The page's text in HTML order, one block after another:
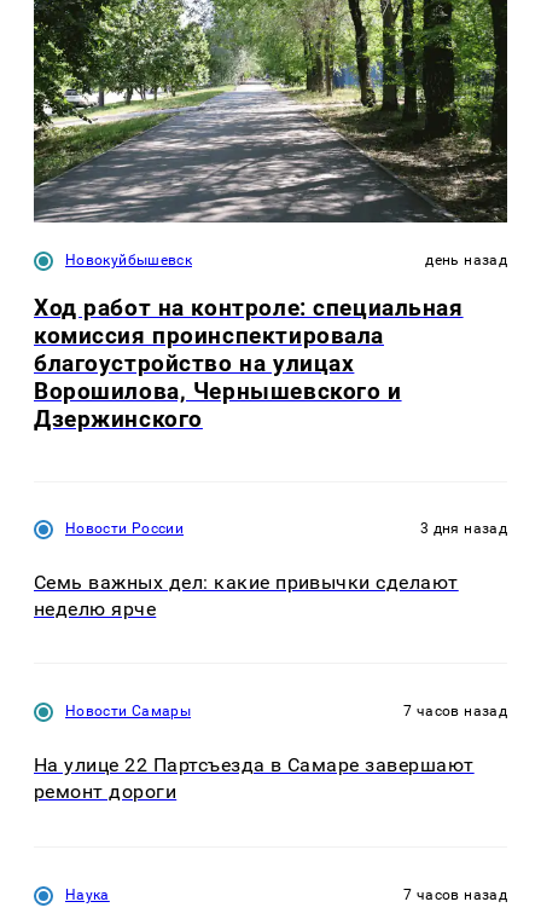
Новокуйбышевск день назад
Ход работ на контроле: специальная
комиссия проинспектировала
благоустройство на улицах
Ворошилова, Чернышевского и
Дзержинского
Новости России 3 дня назад
Семь важных дел: какие привычки сделают
неделю ярче
Новости Самары 7 часов назад
На улице 22 Партсъезда в Самаре завершают
ремонт дороги
Наука 7 часов назад